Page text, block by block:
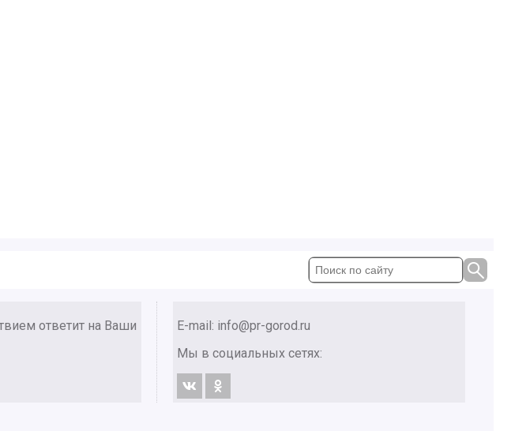
ответит на Ваши
E-mail: info@pr-gorod.ru
Мы в социальных сетях: